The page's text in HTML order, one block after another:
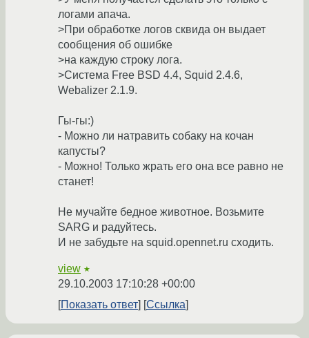
логами апача.
>При обработке логов сквида он выдает
сообщения об ошибке
>на каждую строку лога.
>Система Free BSD 4.4, Squid 2.4.6,
Webalizer 2.1.9.
Гы-гы:)
- Можно ли натравить собаку на кочан
капусты?
- Можно! Только жрать его она все равно не
станет!
Не мучайте бедное животное. Возьмите
SARG и радуйтесь.
И не забудьте на squid.opennet.ru сходить.
view ★
29.10.2003 17:10:28 +00:00
Показать ответ
Ссылка